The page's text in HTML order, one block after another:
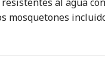
mosquetones